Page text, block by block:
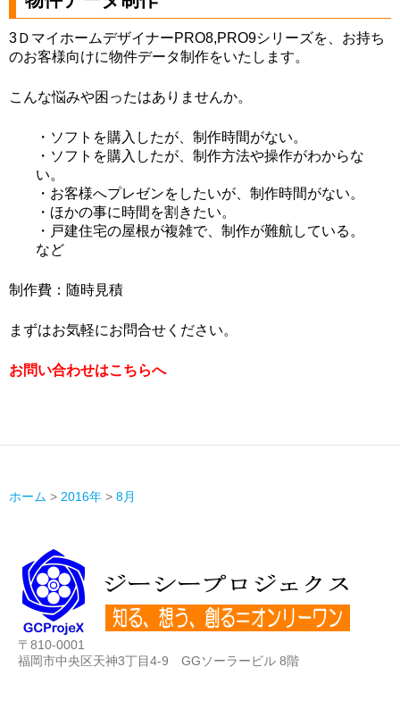
3ＤマイホームデザイナーPRO8,PRO9シリーズを、お持ち
のお客様向けに物件データ制作をいたします。
こんな悩みや困ったはありませんか。
・ソフトを購入したが、制作時間がない。
・ソフトを購入したが、制作方法や操作がわからな
い。
・お客様へプレゼンをしたいが、制作時間がない。
・ほかの事に時間を割きたい。
・戸建住宅の屋根が複雑で、制作が難航している。
など
制作費：随時見積
まずはお気軽にお問合せください。
お問い合わせはこちらへ
ホーム > 2016年 > 8月
〒810-0001
福岡市中央区天神3丁目4-9 GGソーラービル 8階